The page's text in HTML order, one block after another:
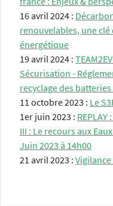
16 avril 2024 :
renouvelables, une
énergétique
19 avril 2024 :
Sécurisation -
recyclage des
11 octobre 2023 : Le
1er juin 2023 :
III : Le recours aux
Juin 2023 à 14h00
21 avril 2023 :